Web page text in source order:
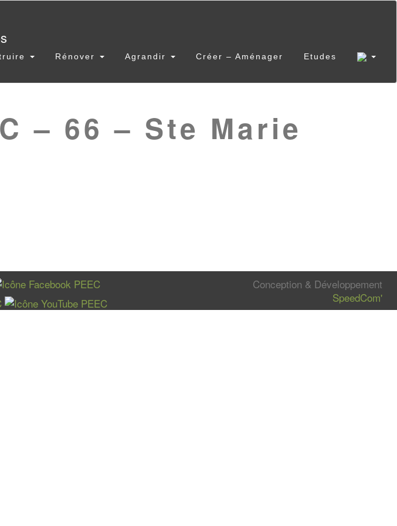
Rénover Agrandir Créer – Aménager Etudes
– 66 – Ste Marie
Conception & Développement
SpeedCom'